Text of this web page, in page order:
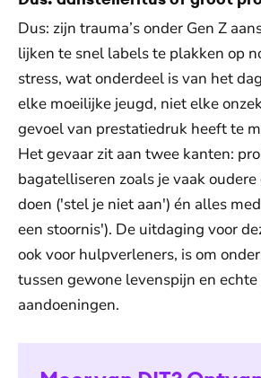
Dus: zijn trauma’s onder Gen Z
lijken te snel labels te plakken op
stress, wat onderdeel is van het
elke moeilijke jeugd, niet elke
gevoel van prestatiedruk heeft te
Het gevaar zit aan twee kanten:
bagatelliseren zoals je vaak
doen ('stel je niet aan') én alles
een stoornis'). De uitdaging voor
ook voor hulpverleners, is om
tussen gewone levenspijn en
aandoeningen.